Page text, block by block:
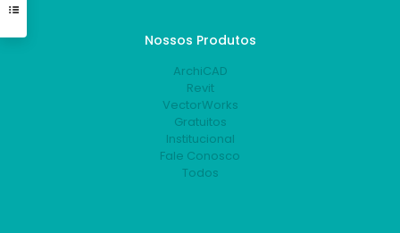
Nossos Produtos
ArchiCAD
Revit
VectorWorks
Gratuitos
Institucional
Fale Conosco
Todos